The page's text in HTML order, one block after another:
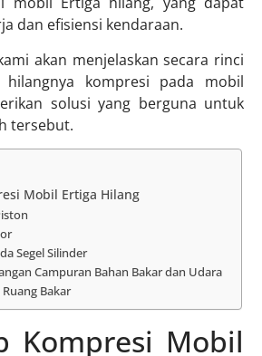
dan efisiensi kendaraan.
akan menjelaskan secara rinci
hilangnya kompresi pada mobil
solusi yang berguna untuk
tersebut.
Mobil Ertiga Hilang
Segel Silinder
Campuran Bahan Bakar dan Udara
Bakar
Kompresi Mobil